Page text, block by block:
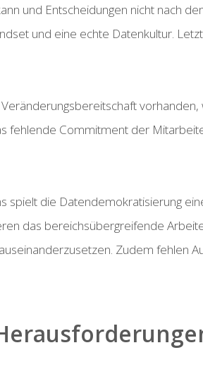
und Entscheidungen nicht nach
und eine echte Datenkultur.
fehlende Commitment der
spielt die Datendemokratisierung
das bereichsübergreifende
Zudem fehlen